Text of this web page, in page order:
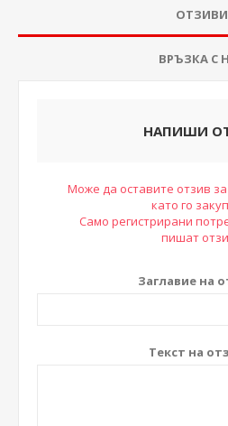
ОТЗИВИ
ВРЪЗКА С
НАПИШИ
Може да оставите отзив
като го
Само регистрирани
пишат
Заглавие на
Текст на